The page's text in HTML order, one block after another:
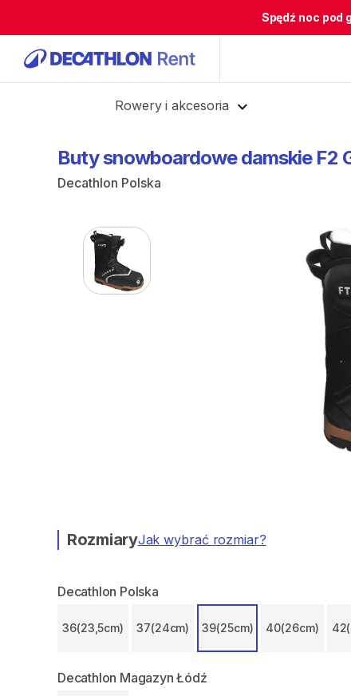
Spędź noc pod
Rowery i akcesoria
Butysnowboardowe damskie F2
Decathlon Polska
RozmiaryJak wybrać rozmiar?
Decathlon Polska
36(23,5cm) 37(24cm) 39(25cm) 40(26cm)
Decathlon Magazyn Łódź